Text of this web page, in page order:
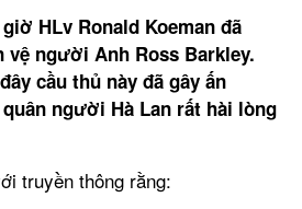
HLv Ronald Koeman đã
vệ người Anh Ross Barkley.
cầu thủ này đã gây ấn
người Hà Lan rất hài lòng
truyền thông rằng: